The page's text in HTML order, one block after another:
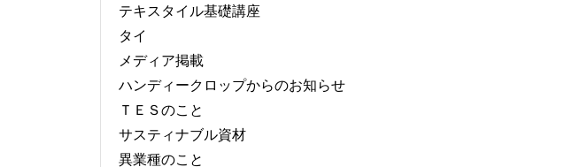
テキスタイル基礎講座
タイ
メディア掲載
ハンディークロップからのお知らせ
ＴＥＳのこと
サスティナブル資材
異業種のこと